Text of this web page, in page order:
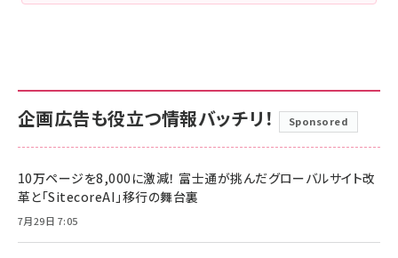
企画広告も役立つ情報バッチリ！ Sponsored
10万ページを8,000に激減！ 富士通が挑んだグローバルサイト改
革と「SitecoreAI」移行の舞台裏
7月29日 7:05